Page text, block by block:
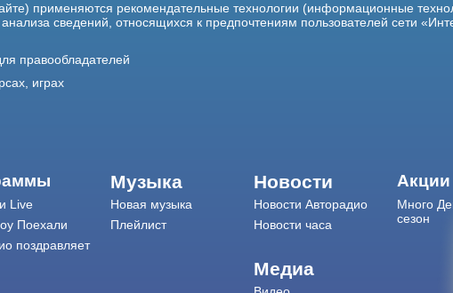
применяются рекомендательные технологии (информационные
сведений, относящихся к предпочтениям пользователей сети
правообладателей
играх
Live
Поехали
поздравляет
Музыка
Новая музыка
Плейлист
Новости
Новости Авторадио
Новости часа
Медиа
Много
сезон